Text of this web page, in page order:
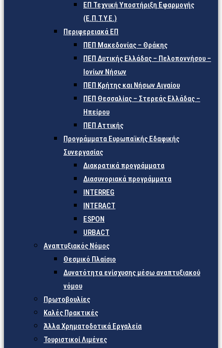
ΕΠ Τεχνική Υποστήριξη Εφαρμογής
(Ε.Π.Τ.Υ.Ε.)
Περιφερειακά ΕΠ
ΠΕΠ Μακεδονίας – Θράκης
ΠΕΠ Δυτικής Ελλάδας – Πελοποννήσου –
Ιονίων Νήσων
ΠΕΠ Κρήτης και Νήσων Αιγαίου
ΠΕΠ Θεσσαλίας – Στερεάς Ελλάδας –
Ηπείρου
ΠΕΠ Αττικής
Προγράμματα Ευρωπαϊκής Εδαφικής
Συνεργασίας
Διακρατικά προγράμματα
Διασυνοριακά προγράμματα
INTERREG
INTERACT
ESPON
URBACT
Αναπτυξιακός Νόμος
Θεσμικό Πλαίσιο
Δυνατότητα ενίσχυσης μέσω αναπτυξιακού
νόμου
Πρωτοβουλίες
Καλές Πρακτικές
Άλλα Χρηματοδοτικά Εργαλεία
Τουριστικοί Λιμένες